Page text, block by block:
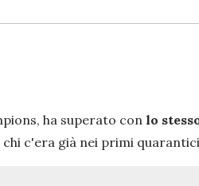
ha superato con lo
chi c'era già nei primi